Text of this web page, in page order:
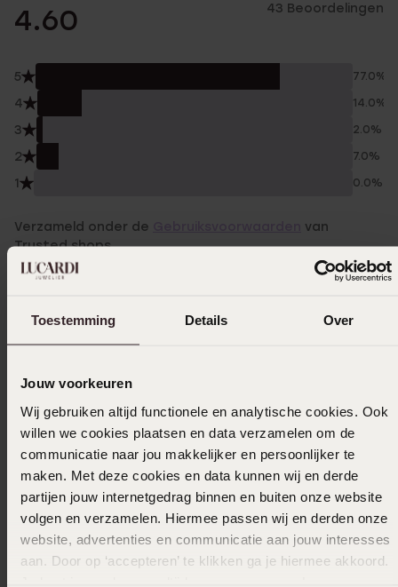
Toestemming Details Over
Jouw voorkeuren
Wij gebruiken altijd functionele en analytische cookies. Ook
willen we cookies plaatsen en data verzamelen om de
communicatie naar jou makkelijker en persoonlijker te
maken. Met deze cookies en data kunnen wij en derde
partijen jouw internetgedrag binnen en buiten onze website
volgen en verzamelen. Hiermee passen wij en derden onze
website, advertenties en communicatie aan jouw interesses
aan. Door op ‘accepteren’ te klikken ga je hiermee akkoord.
4.60 43 Beoordelingen
5 77.0%
4 14.0%
3 2.0%
2 7.0%
1 0.0%
Verzameld onder de
van
Trusted shops
Filter
Voor mijn Kleinkinderen besteld goed stevig
en mooie kwaliteit
15-07-2025 - Marijke T.
25-03-2025 - L